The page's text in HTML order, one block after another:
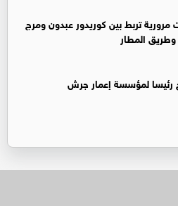
مرورية تربط بين كوريدور عبدون ومرج
المطار
رئيسا لمؤسسة إعمار جرش